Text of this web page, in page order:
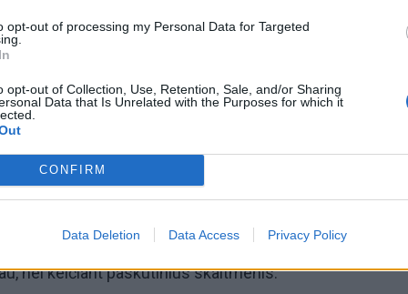
opt-out of processing my Personal Data for Targeted
opt-out of Collection, Use, Retention, Sale, and/or Sharing
Data that Is Unrelated with the Purposes for which it
CONFIRM
Data Deletion Data Access Privacy Policy
į pirmąjį skaitmenį. Jei jį padidinsite, visas skaičius
nei keičiant paskutinius skaitmenis.